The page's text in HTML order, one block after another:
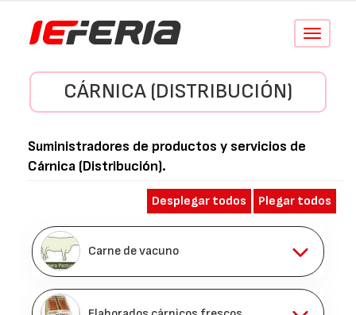
Conmutar
CÁRNICA (DISTRIBUCIÓN)
Suministradores de productos y servicios de
Cárnica (Distribución).
Desplegar todos Plegar todos
Carne de vacuno